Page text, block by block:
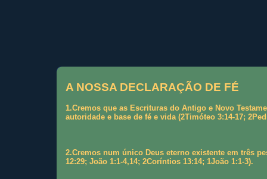
A NOSSA DECLARAÇÃO DE FÉ
1.Cremos que as Escrituras do Antigo e Novo
autoridade e base de fé e vida (2Timóteo 3:14-17;
2.Cremos num único Deus eterno existente em três
12:29; João 1:1-4,14; 2Coríntios 13:14; 1João 1:1-3).